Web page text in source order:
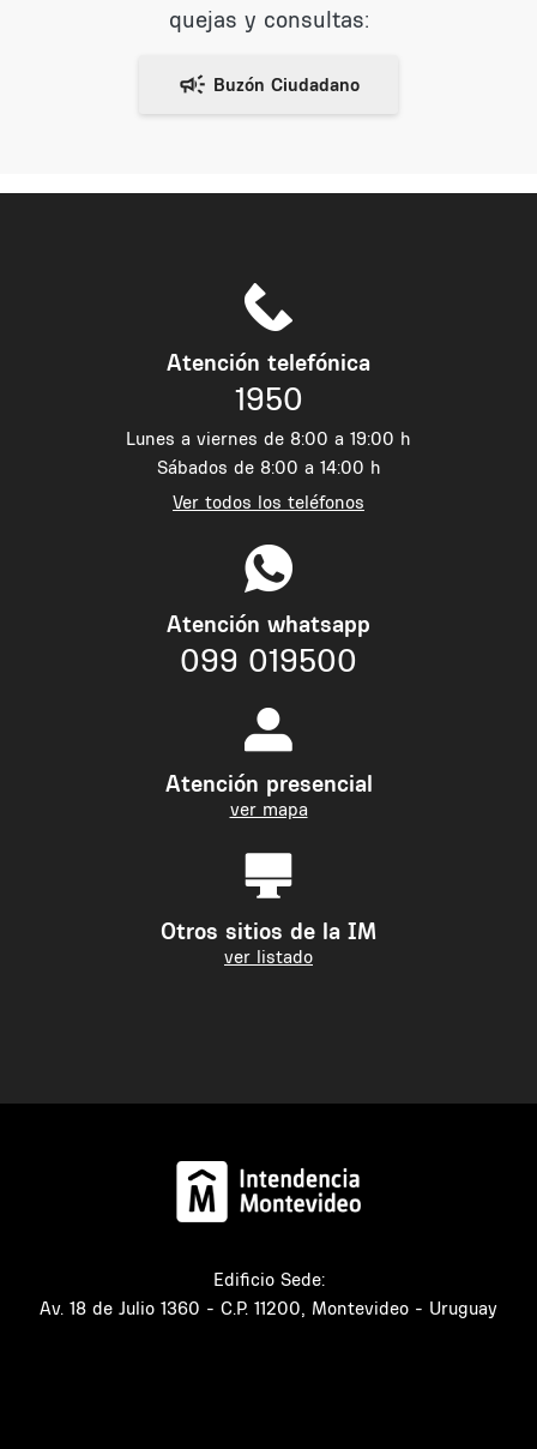
quejas y consultas:
Atención telefónica
1950
Lunes a viernes de 8:00 a 19:00 h
Sábados de 8:00 a 14:00 h
Ver todos los teléfonos
Atención whatsapp
099 019500
Atención presencial
ver mapa
Otros sitios de la IM
ver listado
Edificio Sede:
Av. 18 de Julio 1360 - C.P. 11200, Montevideo - Uruguay